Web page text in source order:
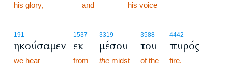
his glory, and his voice
191
ηκούσαμεν
we hear
1537
εκ
from
3319
μέσου
the midst
3588
του
of the
4442
πυρός
fire.